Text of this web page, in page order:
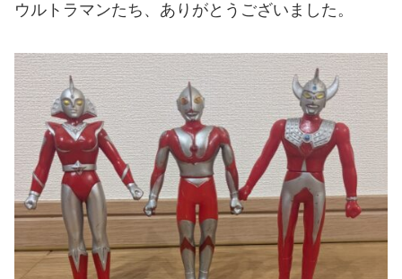
ウルトラマンたち、ありがとうございました。